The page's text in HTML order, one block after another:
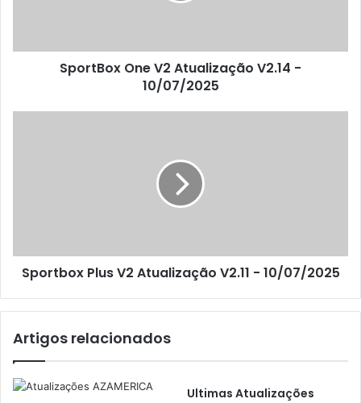
SportBox One V2 Atualização V2.14 -
10/07/2025
Sportbox Plus V2 Atualização V2.11 - 10/07/2025
Artigos relacionados
Ultimas Atualizações